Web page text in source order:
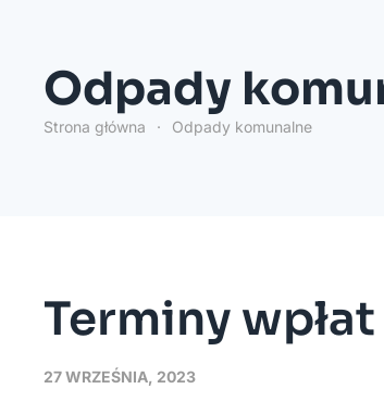
Odpady
Strona główna Odpady komunalne
Terminy
27 WRZEŚNIA, 2023